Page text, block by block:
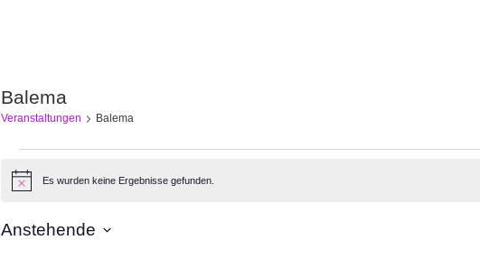
Balema
Veranstaltungen Balema
Veranstaltungen
HinweisEs wurden keine Ergebnisse gefunden.
Anstehende